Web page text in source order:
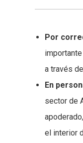
Por
a través
En
sector de
el interior